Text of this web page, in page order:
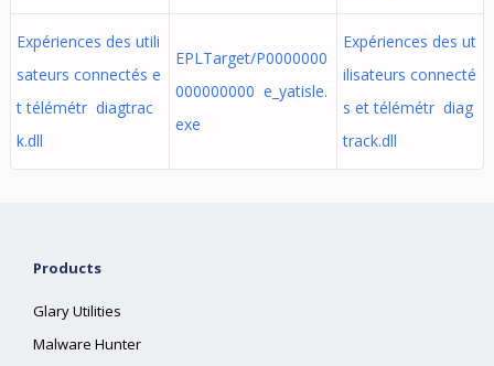
Expériences des utili
sateurs connectés e
t télémétr diagtrac
k.dll
EPLTarget/P0000000
000000000 e_yatisle.
exe
Expériences des ut
ilisateurs connecté
s et télémétr diag
track.dll
Products
Glary Utilities
Malware Hunter